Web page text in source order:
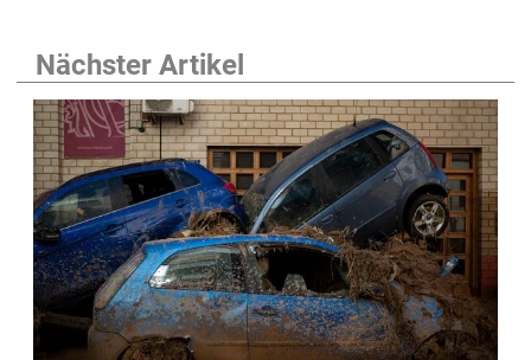
Nächster Artikel